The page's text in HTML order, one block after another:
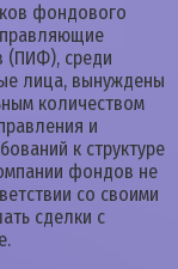
фондового
(ПИФ), среди
лица, вынуждены
количеством
и
к структуре
фондов не
со своими
сделки с